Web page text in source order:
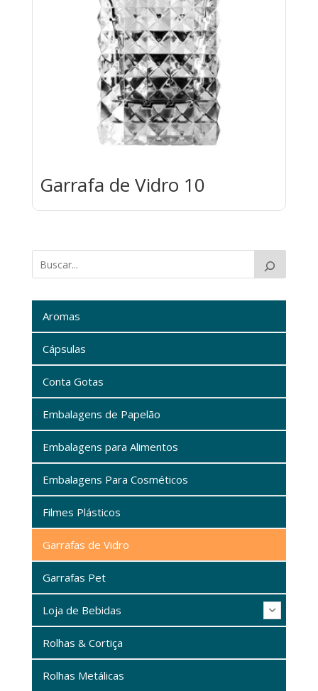
Garrafa de Vidro 10
Aromas
Cápsulas
Conta Gotas
Embalagens de Papelão
Embalagens para Alimentos
Embalagens Para Cosméticos
Filmes Plásticos
Garrafas de Vidro
Garrafas Pet
Loja de Bebidas
Rolhas & Cortiça
Rolhas Metálicas